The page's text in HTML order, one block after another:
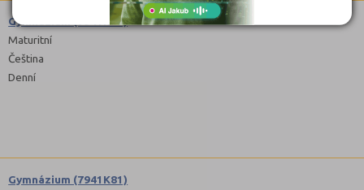
Gymnázium (7941K41)
Maturitní
Čeština
Denní
Gymnázium (7941K81)